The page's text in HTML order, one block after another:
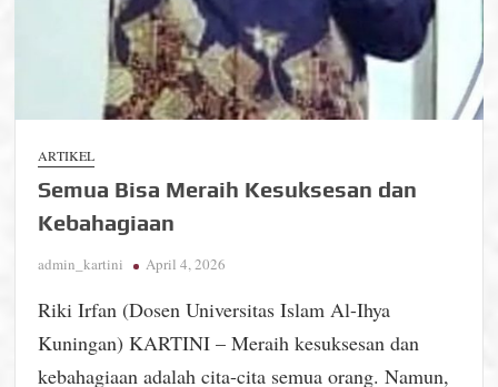
ARTIKEL
Semua Bisa Meraih Kesuksesan dan
Kebahagiaan
admin_kartini April 4, 2026
Riki Irfan (Dosen Universitas Islam Al-Ihya
Kuningan) KARTINI – Meraih kesuksesan dan
kebahagiaan adalah cita-cita semua orang. Namun,